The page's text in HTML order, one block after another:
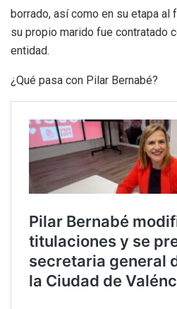
borrado, así como en su etapa al
su propio marido fue contratado
entidad.
¿Qué pasa con Pilar Bernabé?